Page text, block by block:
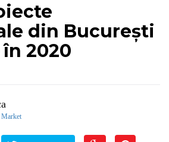
din București
2020
Market